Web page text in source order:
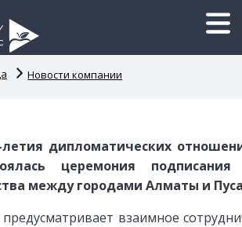
Новости компании
дипломатических
церемония
между городами Алматы и
взаимное